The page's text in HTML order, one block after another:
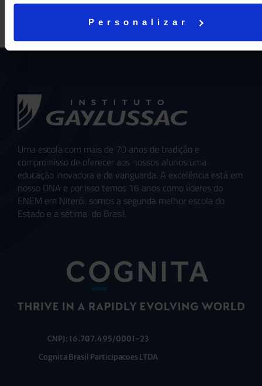
Personalizar
Uma escola com mais de 70 anos de tradição e
compromisso de oferecer aos nossos alunos uma
educação inovadora e de vanguarda. A excelência está em
nosso DNA e por isso temos 16 anos como líderes do
ENEM em Niterói, somos a segunda melhor escola do
Estado e a sétima do Brasil.
CNPJ: 16.707.495/0001-23
Cognita Brasil Participacoes LTDA